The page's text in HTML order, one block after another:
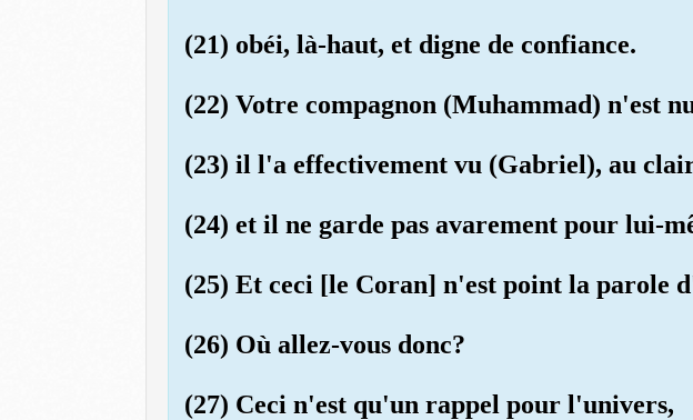
(21) obéi, là-haut, et digne de confiance.
(22) Votre compagnon (Muhammad) n'est
(23) il l'a effectivement vu (Gabriel), au
(24) et il ne garde pas avarement pour lui-
(25) Et ceci [le Coran] n'est point la parole
(26) Où allez-vous donc?
(27) Ceci n'est qu'un rappel pour l'univers,